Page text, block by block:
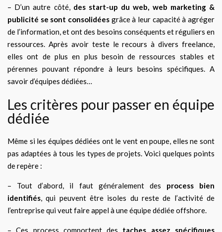
– D’un autre côté, des start-up du web, web marketing &
publicité se sont consolidées grâce à leur capacité à agréger
de l’information, et ont des besoins conséquents et réguliers en
ressources. Après avoir teste le recours à divers freelance,
elles ont de plus en plus besoin de ressources stables et
pérennes pouvant répondre à leurs besoins spécifiques. A
savoir d’équipes dédiées…
Les critères pour passer en équipe
dédiée
Même si les équipes dédiées ont le vent en poupe, elles ne sont
pas adaptées à tous les types de projets. Voici quelques points
de repère :
– Tout d’abord, il faut généralement des process bien
identifiés, qui peuvent être isoles du reste de l’activité de
l’entreprise qui veut faire appel à une équipe dédiée offshore.
– Ces process comportent des taches assez spécifiques